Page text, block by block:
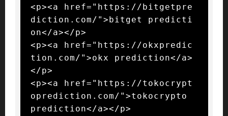
<p><a href="https://bitgetpre
diction.com/">bitget predicti
on</a></p>
<p><a href="https://okxpredic
tion.com/">okx prediction</a>
</p>
<p><a href="https://tokocrypt
oprediction.com/">tokocrypto
prediction</a></p>